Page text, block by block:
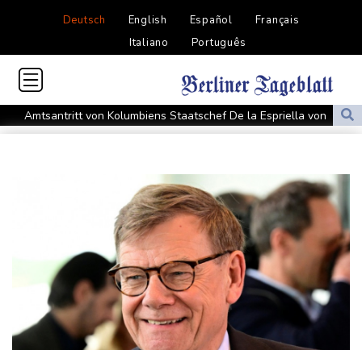
Deutsch English Español
Français
Italiano
Português
Amtsantritt von Kolumbiens Staatschef De la Espriella von
Gewalt überschattet
Taifun "Dolphin": Flugausfälle, Evakuierung und höchste
Warnstufe in China
Lionel Messi trauert um Vater und langjährigen Manager Jorge
DAK-Analyse: ADHS-Neudiagnosen bei Kindern deutlich
gestiegen
Sohn: Krebs von Ex-Präsident Biden hat sich ausgebreitet und
Metastasen gebildet
Iran stellt harte Bedingungen für Öffnung der Straße von